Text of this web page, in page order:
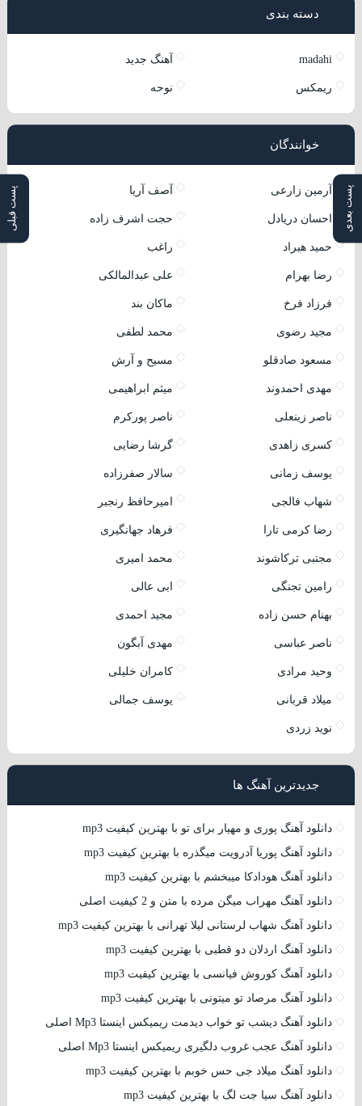
پست بعدی پست قبلی
دسته بندی
madahi آهنگ جدید
ریمکس نوحه
خوانندگان
آرمین زارعی آصف آریا
احسان دریادل حجت اشرف زاده
حمید هیراد راغب
رضا بهرام علی عبدالمالکی
فرزاد فرخ ماکان بند
مجید رضوی محمد لطفی
مسعود صادقلو مسیح و آرش
مهدی احمدوند میثم ابراهیمی
ناصر زینعلی ناصر پورکرم
کسری زاهدی گرشا رضایی
یوسف زمانی سالار صفرزاده
شهاب فالجی امیرحافظ رنجبر
رضا کرمی تارا فرهاد جهانگیری
مجتبی ترکاشوند محمد امیری
رامین تجنگی ابی عالی
بهنام حسن زاده مجید احمدی
ناصر عباسی مهدی آبگون
وحید مرادی کامران خلیلی
میلاد قربانی یوسف جمالی
نوید زردی
جدیدترین آهنگ ها
دانلود آهنگ پوری و مهیار برای تو با بهترین کیفیت mp3
دانلود آهنگ پوریا آدرویت میگذره با بهترین کیفیت mp3
دانلود آهنگ هودادکا میبخشم با بهترین کیفیت mp3
دانلود آهنگ مهراب میگن مرده با متن و 2 کیفیت اصلی
دانلود آهنگ شهاب لرستانی لیلا تهرانی با بهترین کیفیت mp3
دانلود آهنگ اردلان دو قطبی با بهترین کیفیت mp3
دانلود آهنگ کوروش فیانسی با بهترین کیفیت mp3
دانلود آهنگ مرصاد تو میتونی با بهترین کیفیت mp3
دانلود آهنگ دیشب تو خواب دیدمت ریمیکس اینستا Mp3 اصلی
دانلود آهنگ عجب غروب دلگیری ریمیکس اینستا Mp3 اصلی
دانلود آهنگ میلاد جی حس خوبم با بهترین کیفیت mp3
دانلود آهنگ سیا جت لگ با بهترین کیفیت mp3